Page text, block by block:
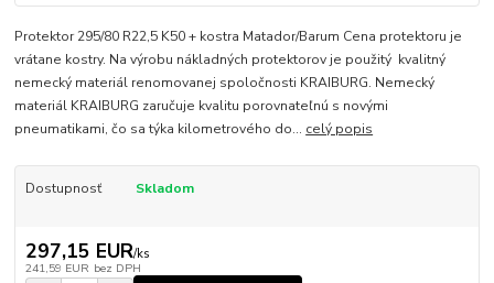
Protektor 295/80 R22,5 K50 + kostra Matador/Barum Cena protektoru je
vrátane kostry. Na výrobu nákladných protektorov je použitý kvalitný
nemecký materiál renomovanej spoločnosti KRAIBURG. Nemecký
materiál KRAIBURG zaručuje kvalitu porovnateľnú s novými
pneumatikami, čo sa týka kilometrového do... celý popis
Dostupnosť Skladom
297,15 EUR/ks
241,59 EUR bez DPH